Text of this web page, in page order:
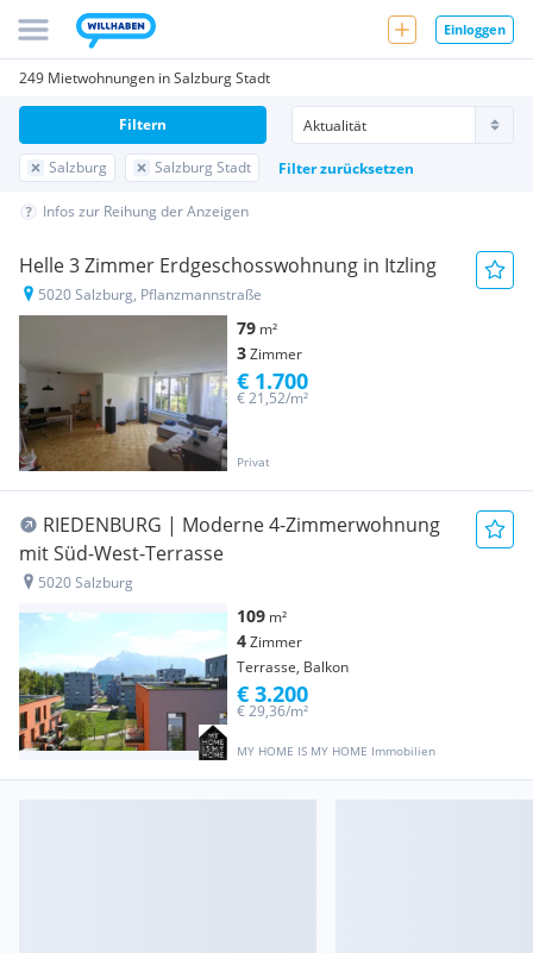
Einloggen
249 Mietwohnungen in Salzburg Stadt
Salzburg Salzburg Stadt Filter zurücksetzen
Filtern
Infos zur Reihung der Anzeigen
Helle 3 Zimmer Erdgeschosswohnung in Itzling
5020 Salzburg, Pflanzmannstraße
79 m²
3Zimmer
Privat
€ 21,52/m²
€ 1.700
RIEDENBURG | Moderne 4-Zimmerwohnung
mit Süd-West-Terrasse
5020 Salzburg
109 m²
4Zimmer
Terrasse, Balkon
MY HOME IS MY HOME Immobilien
€ 29,36/m²
€ 3.200